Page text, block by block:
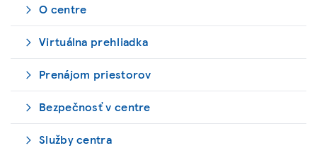
O centre
Virtuálna prehliadka
Prenájom priestorov
Bezpečnosť v centre
Služby centra